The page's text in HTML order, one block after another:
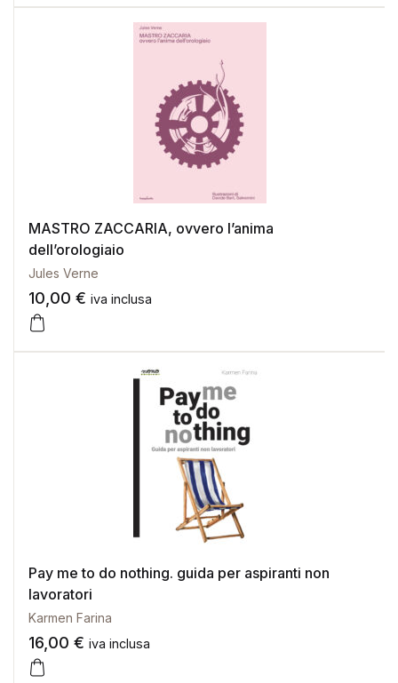
MASTRO ZACCARIA, ovvero l’anima
dell’orologiaio
Jules Verne
10,00 € iva inclusa
Pay me to do nothing. guida per aspiranti non
lavoratori
Karmen Farina
16,00 € iva inclusa